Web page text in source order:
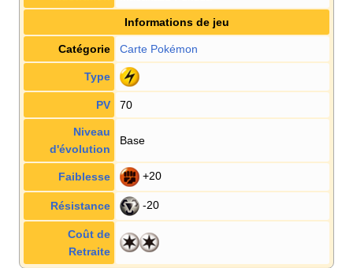
Informations de jeu
Catégorie Carte Pokémon
Type
PV 70
Niveau
d'évolution
Base
Faiblesse +20
Résistance -20
Coût de
Retraite